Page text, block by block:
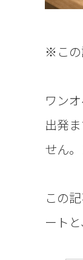
※この
ワン
出発
せん
この記
ート